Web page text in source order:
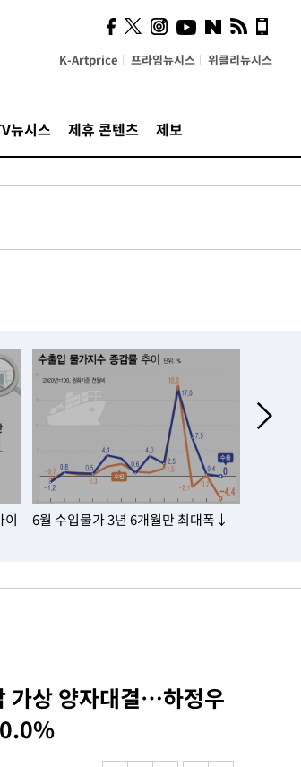
K-Artprice 프라임뉴시스 위클리뉴시스
뉴시스 제휴 콘텐츠 제보
6월 수입물가 3년 6개월만 최대폭↓
가상 양자대결…하정우